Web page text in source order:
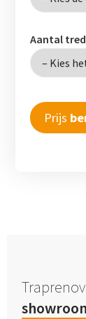
Aantal
Prijs